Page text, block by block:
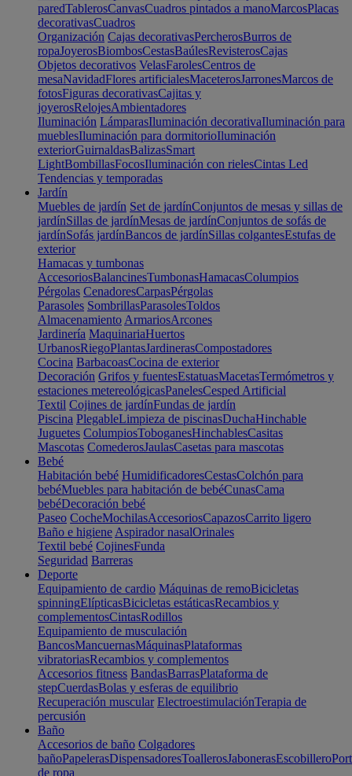
paredTablerosCanvasCuadros pintados a manoMarcosPlacas
decorativasCuadros
Organización Cajas decorativasPercherosBurros de
ropaJoyerosBiombosCestasBaúlesRevisterosCajas
Objetos decorativos VelasFarolesCentros de
mesaNavidadFlores artificialesMaceterosJarronesMarcos de
fotosFiguras decorativasCajitas y
joyerosRelojesAmbientadores
Iluminación LámparasIluminación decorativaIluminación para
mueblesIluminación para dormitorioIluminación
exteriorGuirnaldasBalizasSmart
LightBombillasFocosIluminación con rielesCintas Led
Tendencias y temporadas
Jardín
Muebles de jardín Set de jardínConjuntos de mesas y sillas de
jardínSillas de jardínMesas de jardínConjuntos de sofás de
jardínSofás jardínBancos de jardínSillas colgantesEstufas de
exterior
Hamacas y tumbonas
AccesoriosBalancinesTumbonasHamacasColumpios
Pérgolas CenadoresCarpasPérgolas
Parasoles SombrillasParasolesToldos
Almacenamiento ArmariosArcones
Jardinería MaquinariaHuertos
UrbanosRiegoPlantasJardinerasCompostadores
Cocina BarbacoasCocina de exterior
Decoración Grifos y fuentesEstatuasMacetasTermómetros y
estaciones metereológicasPanelesCesped Artificial
Textil Cojines de jardínFundas de jardín
Piscina PlegableLimpieza de piscinasDuchaHinchable
Juguetes ColumpiosToboganesHinchablesCasitas
Mascotas ComederosJaulasCasetas para mascotas
Bebé
Habitación bebé HumidificadoresCestasColchón para
bebéMuebles para habitación de bebéCunasCama
bebéDecoración bebé
Paseo CocheMochilasAccesoriosCapazosCarrito ligero
Baño e higiene Aspirador nasalOrinales
Textil bebé CojinesFunda
Seguridad Barreras
Deporte
Equipamiento de cardio Máquinas de remoBicicletas
spinningElípticasBicicletas estáticasRecambios y
complementosCintasRodillos
Equipamiento de musculación
BancosMancuernasMáquinasPlataformas
vibratoriasRecambios y complementos
Accesorios fitness BandasBarrasPlataforma de
stepCuerdasBolas y esferas de equilibrio
Recuperación muscular ElectroestimulaciónTerapia de
percusión
Baño
Accesorios de baño Colgadores
bañoPapelerasDispensadoresToallerosJabonerasEscobillero
de ropa